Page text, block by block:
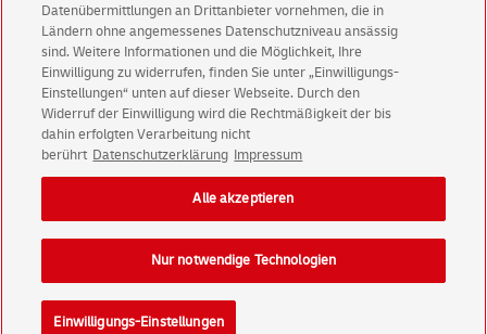
Zur Newsletter-Anmeldung
© Fri Aug 07 19:44:43 CEST 2026 Deutsche Post AG
Impressum
Datenschutz
Einwilligungs-Einstellungen
Rechtliche Hinweise
Barrierefreiheit
Datenübermittlungen an Drittanbieter vornehmen, die in
Ländern ohne angemessenes Datenschutzniveau ansässig
sind. Weitere Informationen und die Möglichkeit, Ihre
Einwilligung zu widerrufen, finden Sie unter „Einwilligungs-
Einstellungen“ unten auf dieser Webseite. Durch den
Widerruf der Einwilligung wird die Rechtmäßigkeit der bis
dahin erfolgten Verarbeitung nicht
berührt Datenschutzerklärung Impressum
Einwilligungs-Einstellungen
Nur notwendige Technologien
Alle akzeptieren